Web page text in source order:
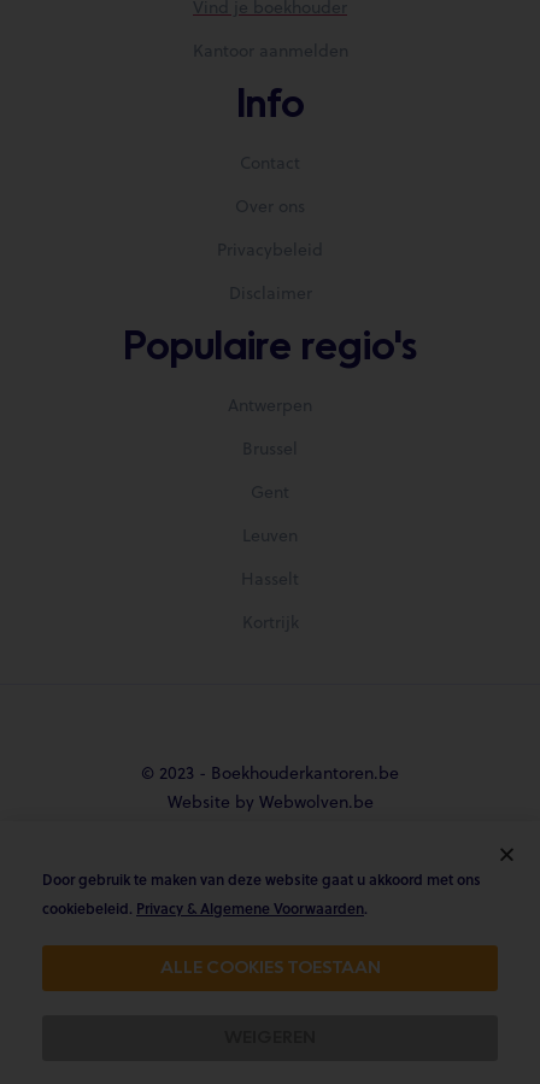
Vind je boekhouder
Kantoor aanmelden
Info
Contact
Over ons
Privacybeleid
Disclaimer
Populaire regio's
Antwerpen
Brussel
Gent
Leuven
Hasselt
Kortrijk
© 2023 - Boekhouderkantoren.be
Website by Webwolven.be
  
Gemiddelde klantbeoordeling
4.8/5 op Trustpilot & 4.9/5 op google
Door gebruik te maken van deze website gaat u akkoord met ons
cookiebeleid. Privacy & Algemene Voorwaarden.
ALLE COOKIES TOESTAAN